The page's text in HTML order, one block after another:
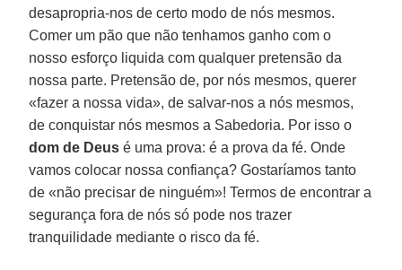
desapropria-nos de certo modo de nós mesmos.
Comer um pão que não tenhamos ganho com o
nosso esforço liquida com qualquer pretensão da
nossa parte. Pretensão de, por nós mesmos, querer
«fazer a nossa vida», de salvar-nos a nós mesmos,
de conquistar nós mesmos a Sabedoria. Por isso o
dom de Deus é uma prova: é a prova da fé. Onde
vamos colocar nossa confiança? Gostaríamos tanto
de «não precisar de ninguém»! Termos de encontrar a
segurança fora de nós só pode nos trazer
tranquilidade mediante o risco da fé.